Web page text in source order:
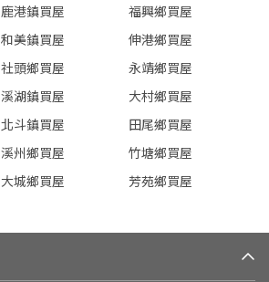
鹿港鎮買屋
福興鄉買屋
和美鎮買屋
伸港鄉買屋
社頭鄉買屋
永靖鄉買屋
溪湖鎮買屋
大村鄉買屋
北斗鎮買屋
田尾鄉買屋
溪州鄉買屋
竹塘鄉買屋
大城鄉買屋
芳苑鄉買屋